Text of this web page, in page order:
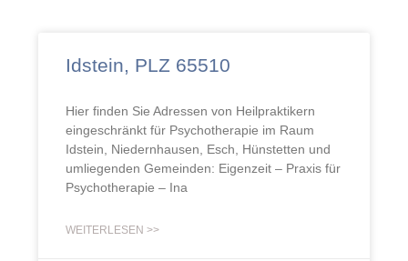
Idstein, PLZ 65510
Hier finden Sie Adressen von Heilpraktikern
eingeschränkt für Psychotherapie im Raum
Idstein, Niedernhausen, Esch, Hünstetten und
umliegenden Gemeinden: Eigenzeit – Praxis für
Psychotherapie – Ina
WEITERLESEN >>